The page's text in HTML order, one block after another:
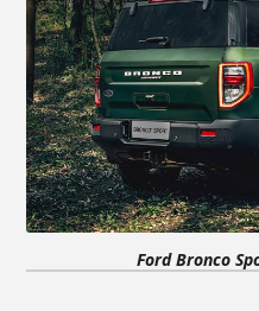
Ford Bronco